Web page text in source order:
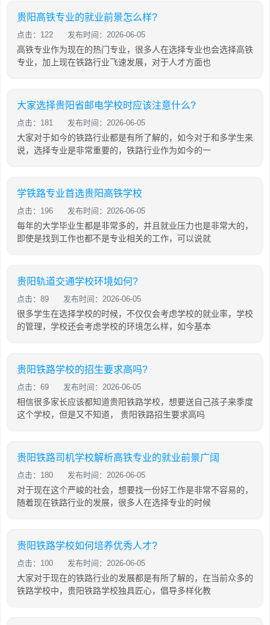
贵阳高铁专业的就业前景怎么样?
点击：122 发布时间：2026-06-05
高铁专业作为现在的热门专业，很多人在选择专业也会选择高铁
专业，加上现在铁路行业飞速发展，对于人才方面也
大家选择贵阳省邮电学校时应该注意什么?
点击：181 发布时间：2026-06-05
大家对于如今的铁路行业都是有所了解的，如今对于和多学生来
说，选择专业是非常重要的，铁路行业作为如今的一
学铁路专业首选贵阳高铁学校
点击：196 发布时间：2026-06-05
每年的大学毕业生都是非常多的，并且就业压力也是非常大的，
即使是找到工作也都不是专业相关的工作，可以说就
贵阳轨道交通学校环境如何?
点击：89 发布时间：2026-06-05
很多学生在选择学校的时候，不仅仅会考虑学校的就业率，学校
的管理，学校还会考虑学校的环境怎么样，如今基本
贵阳铁路学校的招生要求高吗?
点击：69 发布时间：2026-06-05
相信很多家长应该都知道贵阳铁路学校，想要送自己孩子来季度
这个学校，但是又不知道， 贵阳铁路招生要求高吗
贵阳铁路司机学校解析高铁专业的就业前景广阔
点击：180 发布时间：2026-06-05
对于现在这个严峻的社会，想要找一份好工作是非常不容易的，
随着现在铁路行业的发展，很多人在选择专业的时候
贵阳铁路学校如何培养优秀人才?
点击：100 发布时间：2026-06-05
大家对于现在的铁路行业的发展都是有所了解的，在当前众多的
铁路学校中，贵阳铁路学校独具匠心，倡导多样化教